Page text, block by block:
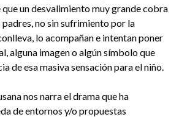
un desvalimiento muy grande cobra
padres, no sin sufrimiento por la
lo acompañan e intentan poner
alguna imagen o algún símbolo que
de esa masiva sensación para el niño.
nos narra el drama que ha
de entornos y/o propuestas